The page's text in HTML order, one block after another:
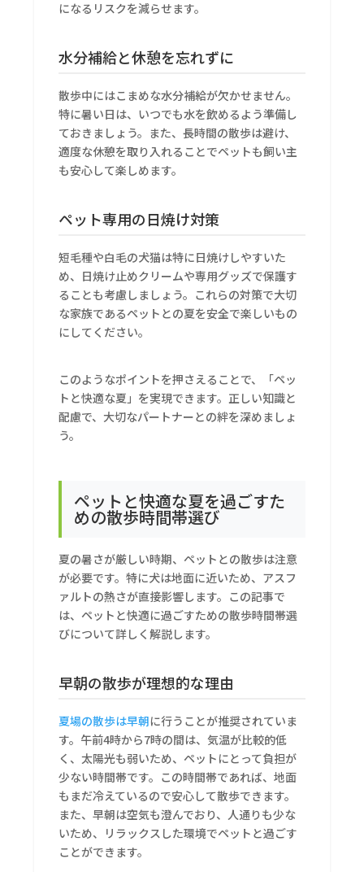
になるリスクを減らせます。
水分補給と休憩を忘れずに
散歩中にはこまめな水分補給が欠かせません。
特に暑い日は、いつでも水を飲めるよう準備し
ておきましょう。また、長時間の散歩は避け、
適度な休憩を取り入れることでペットも飼い主
も安心して楽しめます。
ペット専用の日焼け対策
短毛種や白毛の犬猫は特に日焼けしやすいた
め、日焼け止めクリームや専用グッズで保護す
ることも考慮しましょう。これらの対策で大切
な家族であるペットとの夏を安全で楽しいもの
にしてください。
このようなポイントを押さえることで、「ペッ
トと快適な夏」を実現できます。正しい知識と
配慮で、大切なパートナーとの絆を深めましょ
う。
ペットと快適な夏を過ごすた
めの散歩時間帯選び
夏の暑さが厳しい時期、ペットとの散歩は注意
が必要です。特に犬は地面に近いため、アスフ
ァルトの熱さが直接影響します。この記事で
は、ペットと快適に過ごすための散歩時間帯選
びについて詳しく解説します。
早朝の散歩が理想的な理由
夏場の散歩は早朝に行うことが推奨されていま
す。午前4時から7時の間は、気温が比較的低
く、太陽光も弱いため、ペットにとって負担が
少ない時間帯です。この時間帯であれば、地面
もまだ冷えているので安心して散歩できます。
また、早朝は空気も澄んでおり、人通りも少な
いため、リラックスした環境でペットと過ごす
ことができます。